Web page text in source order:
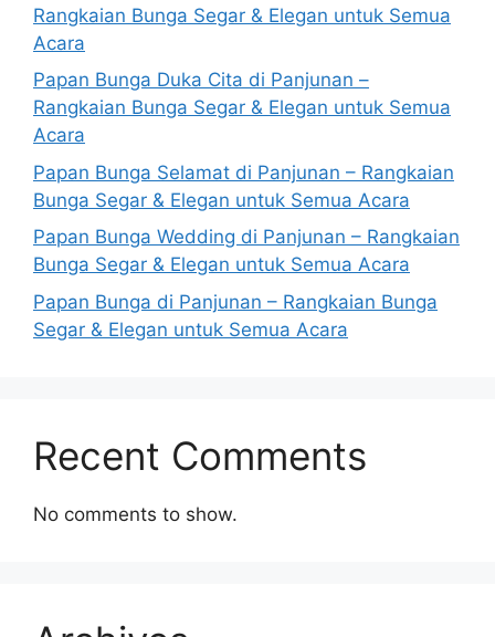
Rangkaian Bunga Segar & Elegan untuk Semua
Acara
Papan Bunga Duka Cita di Panjunan –
Rangkaian Bunga Segar & Elegan untuk Semua
Acara
Papan Bunga Selamat di Panjunan – Rangkaian
Bunga Segar & Elegan untuk Semua Acara
Papan Bunga Wedding di Panjunan – Rangkaian
Bunga Segar & Elegan untuk Semua Acara
Papan Bunga di Panjunan – Rangkaian Bunga
Segar & Elegan untuk Semua Acara
Recent Comments
No comments to show.